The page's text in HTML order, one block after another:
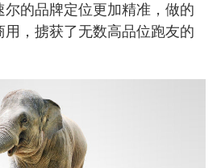
尔的品牌定位更加精准，做的
用，掳获了无数高品位跑友的